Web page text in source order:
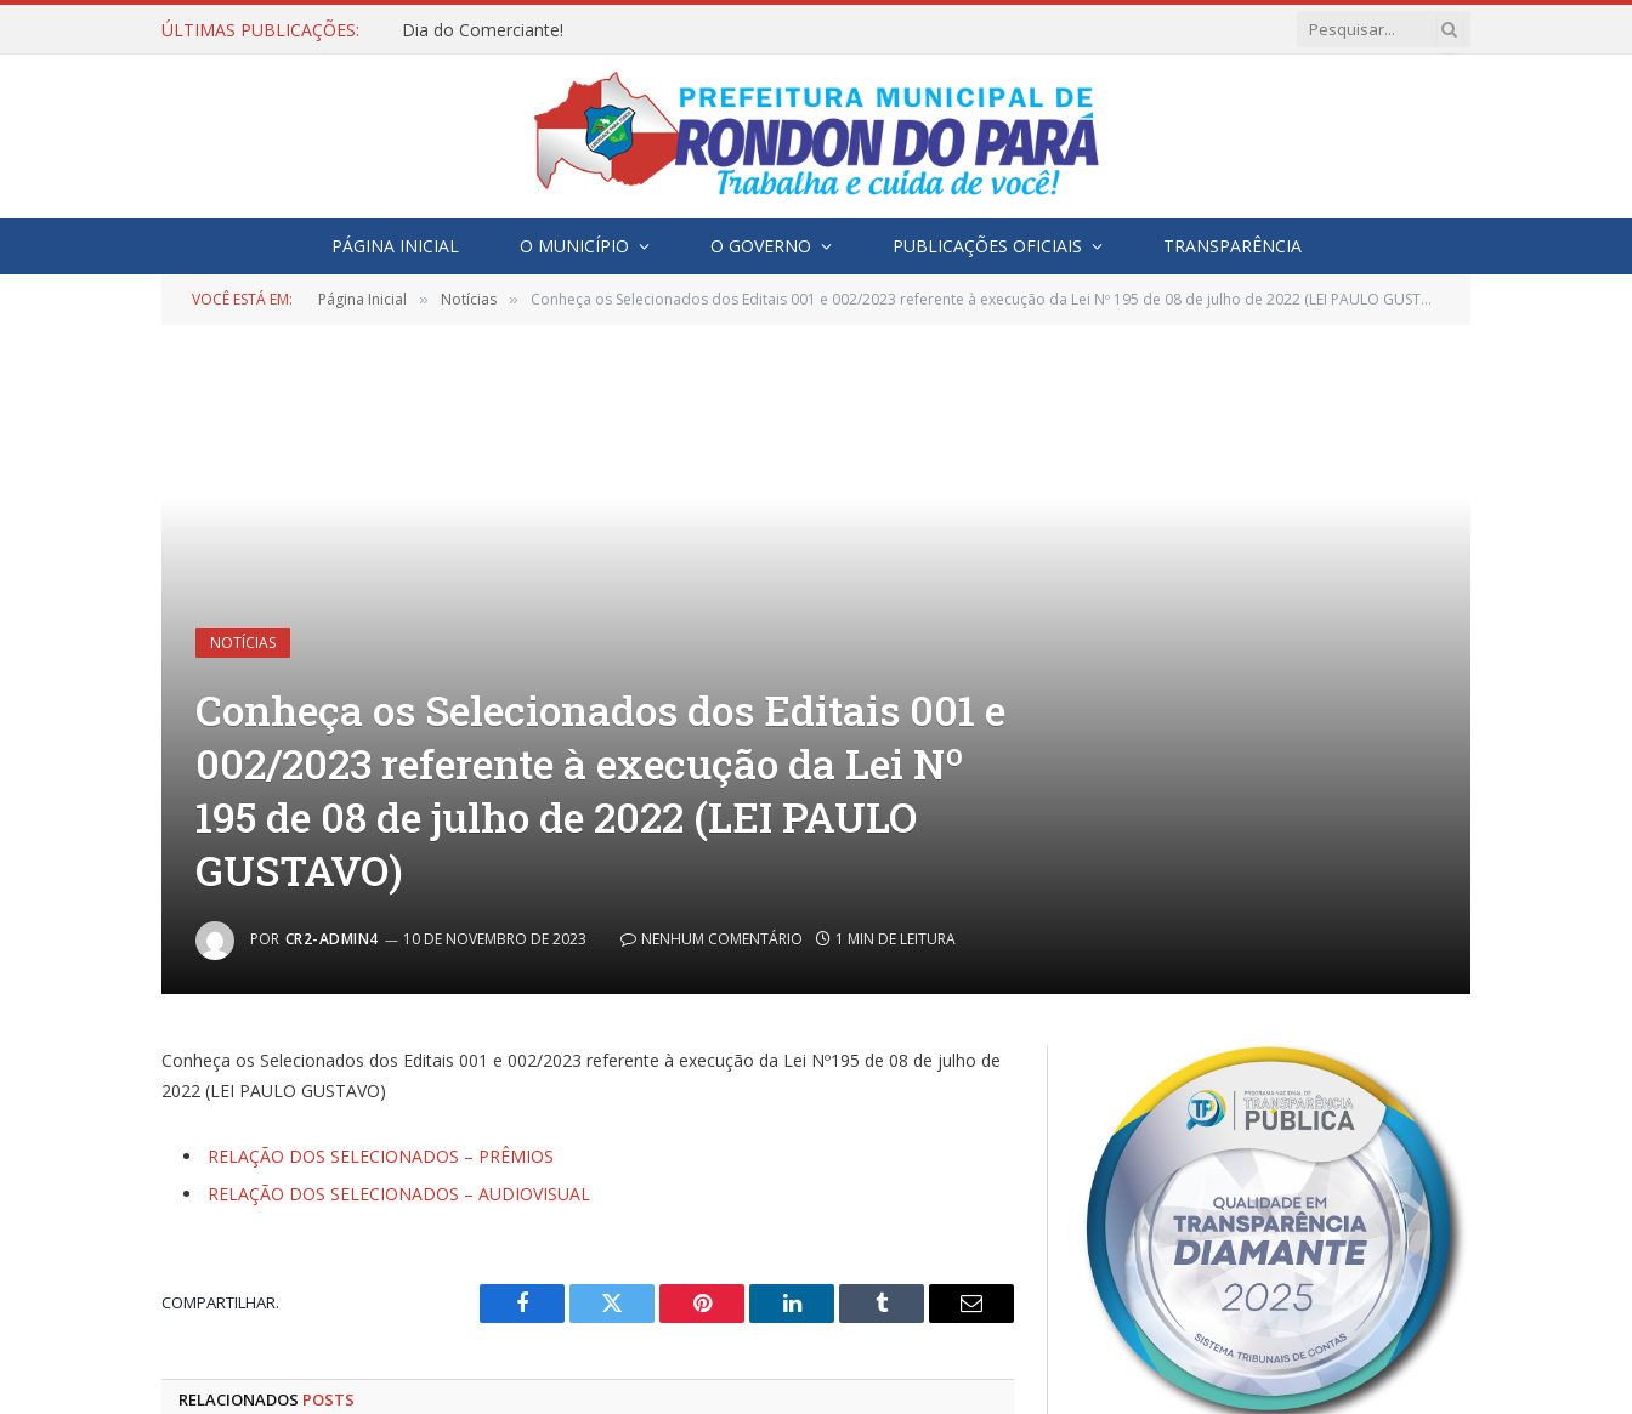
ÚLTIMAS PUBLICAÇÕES: Dia do Comerciante!
PÁGINA INICIAL O MUNICÍPIO O GOVERNO PUBLICAÇÕES OFICIAIS TRANSPARÊNCIA
VOCÊ ESTÁ EM: Página Inicial » Notícias » Conheça os Selecionados dos Editais 001 e 002/2023 referente à execução da Lei Nº 195 de 08 de julho de 2022 (LEI PAULO GUSTAVO)
NOTÍCIAS
Conheça os Selecionados dos Editais 001 e
002/2023 referente à execução da Lei Nº
195 de 08 de julho de 2022 (LEI PAULO
GUSTAVO)
POR CR2-ADMIN4 10 DE NOVEMBRO DE 2023 NENHUM COMENTÁRIO 1 MIN DE LEITURA
Conheça os Selecionados dos Editais 001 e 002/2023 referente à execução da Lei Nº195 de 08 de julho de
2022 (LEI PAULO GUSTAVO)
RELAÇÃO DOS SELECIONADOS – PRÊMIOS
RELAÇÃO DOS SELECIONADOS – AUDIOVISUAL
COMPARTILHAR.
Facebook Twitter Pinterest LinkedIn Tumblr
E-
RELACIONADOS POSTS